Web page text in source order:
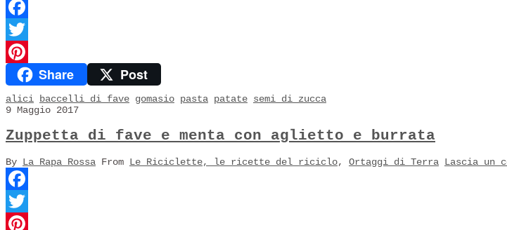
Facebook
Twitter
PinterestShare Post
alici baccelli di fave gomasio pasta patate semi di zucca
9 Maggio 2017
Zuppetta di fave e menta con aglietto e burrata
By La Rapa Rossa From Le Riciclette, le ricette del riciclo, Ortaggi di Terra Lascia un
Facebook
Twitter